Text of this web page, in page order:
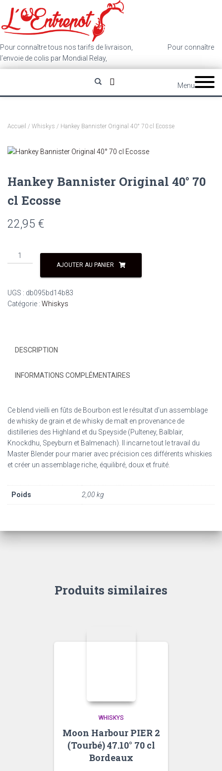
Pour connaître tous nos tarifs de livraison,
Pour connaître
l’envoie de colis par Mondial Relay,
Menu
Accueil / Whiskys / Hankey Bannister Original 40° 70 cl Ecosse
Hankey Bannister Original 40° 70
cl Ecosse
22,95 €
AJOUTER AU PANIER
UGS : db095bd14b83
Catégorie : Whiskys
DESCRIPTION
INFORMATIONS COMPLÉMENTAIRES
Ce blend vieilli en fûts de Bourbon est le résultat d’un assemblage
de whisky de grain et de whisky de malt en provenance de
distilleries des Highland et du Speyside (Pulteney, Balblair,
Knockdhu, Speyburn et Balmenach). Il incarne tout le travail du
Master Blender pour marier avec précision ces différents whiskies
et créer un assemblage riche, équilibré, doux et fruité.
Poids 2,00 kg
Produits similaires
WHISKYS
Moon Harbour PIER 2
(Tourbé) 47.10° 70 cl
Bordeaux